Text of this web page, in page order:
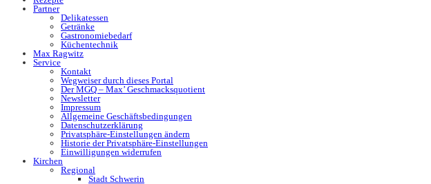
Partner
Delikatessen
Getränke
Gastronomiebedarf
Küchentechnik
Max Ragwitz
Service
Kontakt
Wegweiser durch dieses Portal
Der MGQ – Max’ Geschmacksquotient
Newsletter
Impressum
Allgemeine Geschäftsbedingungen
Datenschutzerklärung
Privatsphäre-Einstellungen ändern
Historie der Privatsphäre-Einstellungen
Einwilligungen widerrufen
Kirchen
Regional
Stadt Schwerin